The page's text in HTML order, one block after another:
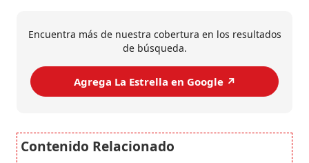
Encuentra más de nuestra cobertura en los resultados
de búsqueda.
Agrega La Estrella en Google ↗️